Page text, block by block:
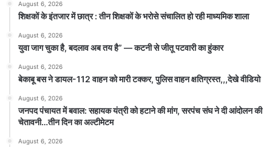
August 6, 2026
शिक्षकों के इंतजार में छात्र : तीन शिक्षकों के भरोसे संचालित हो रही माध्यमिक शाला
August 6, 2026
युवा जाग चुका है, बदलाव अब तय है” — कटनी से जीतू पटवारी का हुंकार
August 6, 2026
बेकाबू बस ने डायल-112 वाहन को मारी टक्कर, पुलिस वाहन क्षतिग्रस्त,,,देखे वीडियो
August 6, 2026
जनपद पंचायत में बवाल: सहायक यंत्री को हटाने की मांग, सरपंच संघ ने दी आंदोलन की
चेतावनी…तीन दिन का अल्टीमेटम
August 6, 2026